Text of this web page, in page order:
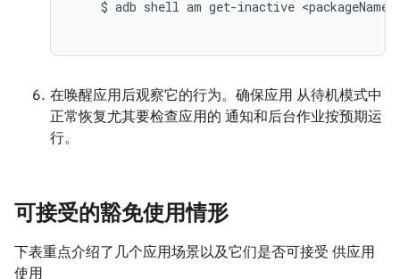
    $ adb shell am get-inactive <packageName>
在唤醒应用后观察它的行为。确保应用 从待机模式中
正常恢复尤其要检查应用的 通知和后台作业按预期运
行。
可接受的豁免使用情形
下表重点介绍了几个应用场景以及它们是否可接受 供应用
使用